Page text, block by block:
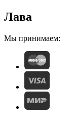
Лава
Мы принимаем: